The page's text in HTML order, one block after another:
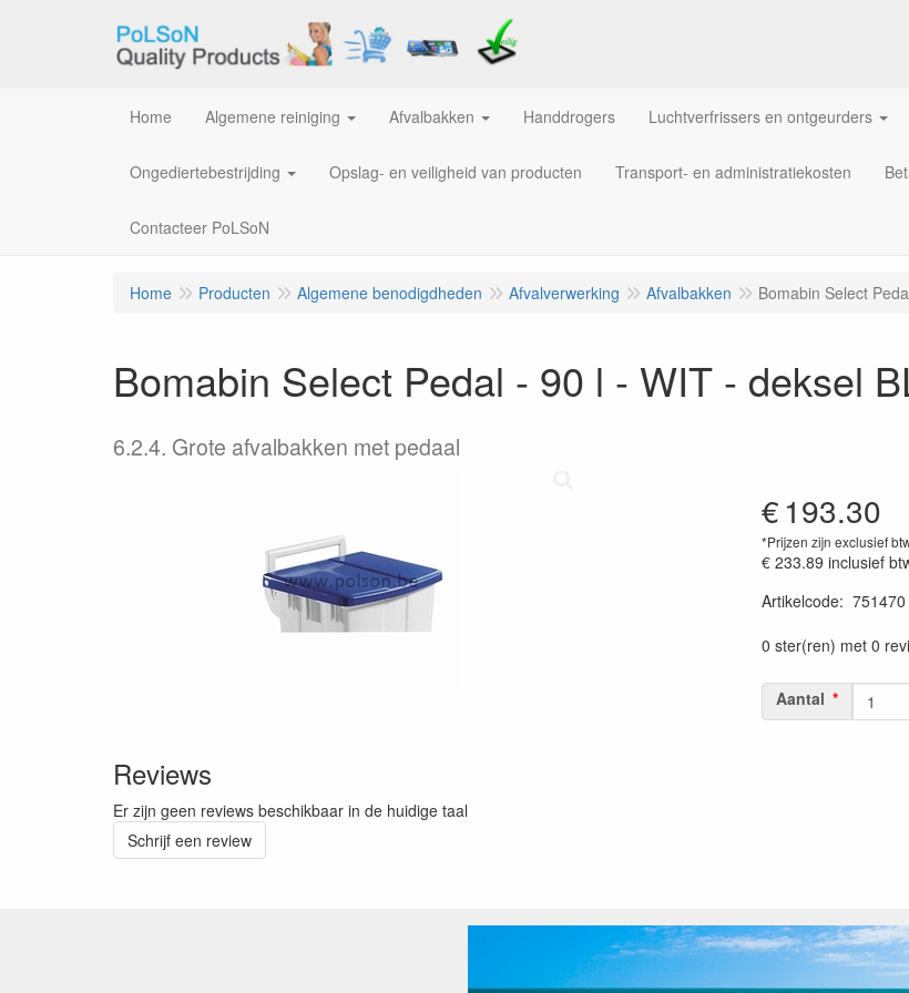
Home Algemene reiniging Afvalbakken Handdrogers Luchtverfrissers en ontgeurders
Ongediertebestrijding Opslag- en veiligheid van producten Transport- en administratiekosten
Contacteer PoLSoN
Home Producten Algemene benodigdheden Afvalverwerking Afvalbakken Bomabin Select
Bomabin Select Pedal - 90 l - WIT - deksel
6.2.4. Grote afvalbakken met pedaal
€193.30
*Prijzen zijn exclusief
€ 233.89 inclusief
Artikelcode: 751470
0 ster(ren) met 0
Aantal
Reviews
Er zijn geen reviews beschikbaar in de huidige taal
Schrijf een review